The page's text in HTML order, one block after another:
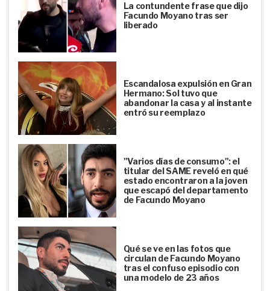
La contundente frase que dijo
Facundo Moyano tras ser
liberado
Escandalosa expulsión en Gran
Hermano: Sol tuvo que
abandonar la casa y al instante
entró su reemplazo
"Varios días de consumo": el
titular del SAME reveló en qué
estado encontraron a la joven
que escapó del departamento
de Facundo Moyano
Qué se ve en las fotos que
circulan de Facundo Moyano
tras el confuso episodio con
una modelo de 23 años